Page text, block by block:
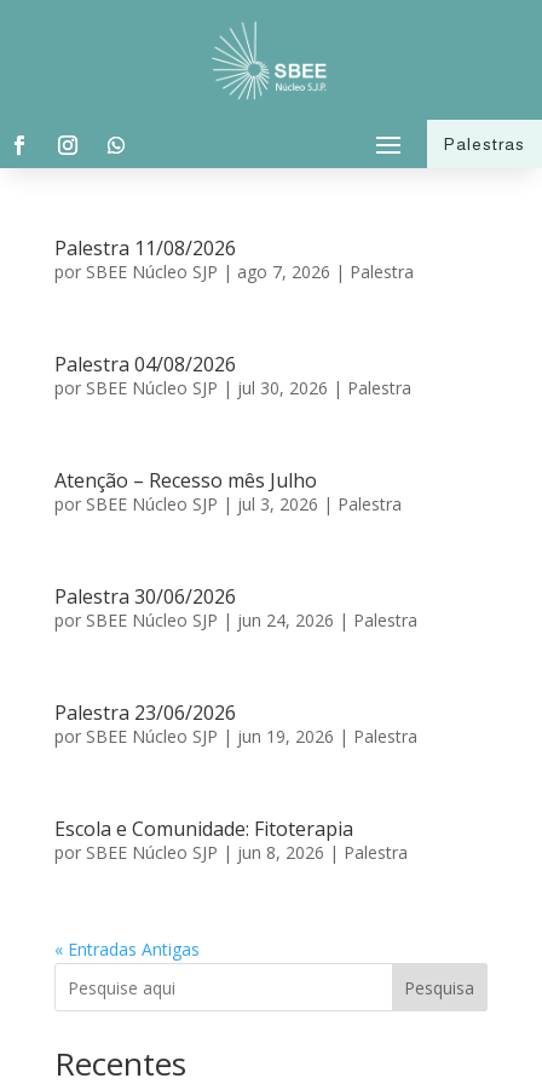
Palestras
Palestra 11/08/2026
por SBEE Núcleo SJP | ago 7, 2026 | Palestra
Palestra 04/08/2026
por SBEE Núcleo SJP | jul 30, 2026 | Palestra
Atenção – Recesso mês Julho
por SBEE Núcleo SJP | jul 3, 2026 | Palestra
Palestra 30/06/2026
por SBEE Núcleo SJP | jun 24, 2026 | Palestra
Palestra 23/06/2026
por SBEE Núcleo SJP | jun 19, 2026 | Palestra
Escola e Comunidade: Fitoterapia
por SBEE Núcleo SJP | jun 8, 2026 | Palestra
« Entradas Antigas
Pesquisa
Recentes